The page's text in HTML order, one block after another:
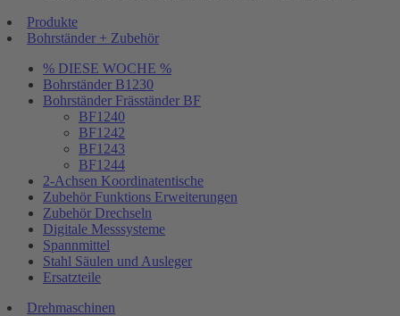
Produkte
Bohrständer + Zubehör
% DIESE WOCHE %
Bohrständer B1230
Bohrständer Fräsständer BF
BF1240
BF1242
BF1243
BF1244
2-Achsen Koordinatentische
Zubehör Funktions Erweiterungen
Zubehör Drechseln
Digitale Messsysteme
Spannmittel
Stahl Säulen und Ausleger
Ersatzteile
Drehmaschinen